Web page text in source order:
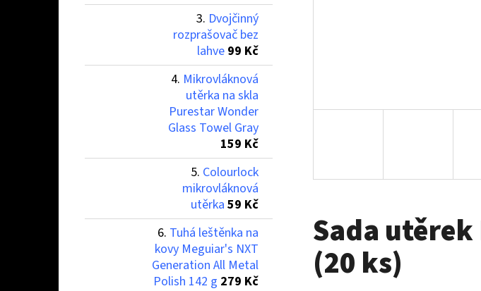
Dvojčinný
rozprašovač bez
lahve 99 Kč
Mikrovláknová
utěrka na skla
Purestar Wonder
Glass Towel Gray
159 Kč
Colourlock
mikrovláknová
utěrka 59 Kč
Tuhá leštěnka na
kovy Meguiar's NXT
Generation All Metal
Polish 142 g 279 Kč
Sada
(20 ks)